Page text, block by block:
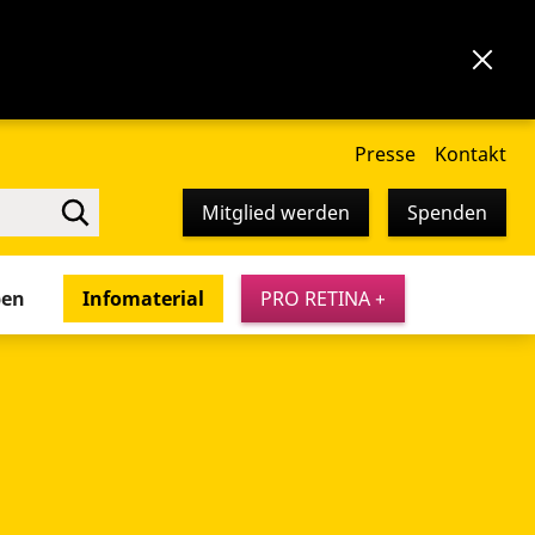
Presse Kontakt
Mitglied werden Spenden
Infomaterial PRO RETINA +